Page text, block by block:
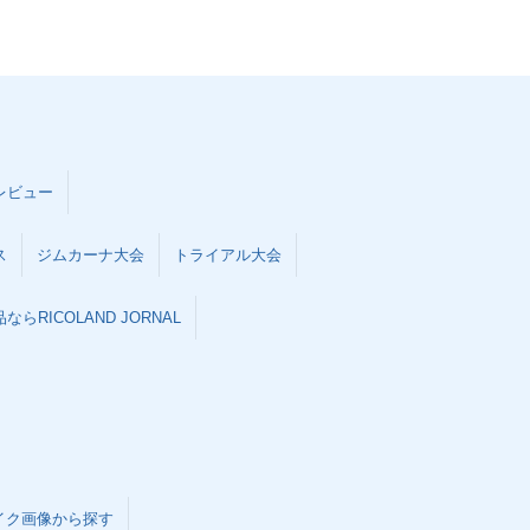
ビュー
ジムカーナ大会 トライアル大会
ならRICOLAND JORNAL
ク画像から探す